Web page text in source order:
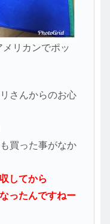
リカンでポッ
さんからのお心
買った事がなか
してから
ったんですねー